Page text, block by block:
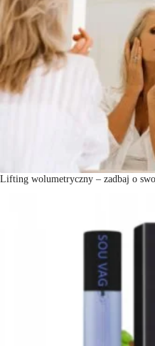
Lifting wolumetryczny – zadbaj o